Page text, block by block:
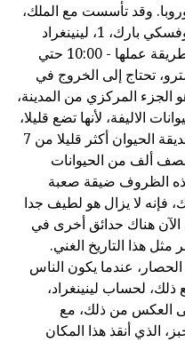
وقد تأسست مع الملك،
في البعيد 1865. خطابه - ألكساندروفسكي بارك، 1، لينينغراد
حديقة الحيوان، وسانت بطرسبرغ. طريقة عملها - 10:00 حتي
تحتاج إلى الخروج في
المركزي من المدينة،
الاليفة، لأنها تضع قليلا،
وليس هناك مكان لتوسيع. أراضي حديقة الحيوان أكثر قليلا من 7
ألف من الحيوانات
الظروف ضيقة صعبة
فإنه لا يزال هو لطيف جدا
هناك حدائق أخرى في
هذا التاريخ الغني.
الحصار، عندما يكون الناس
لحساب لينينغراد،
العكس من ذلك، مع
الذي أنقذ هذا المكان